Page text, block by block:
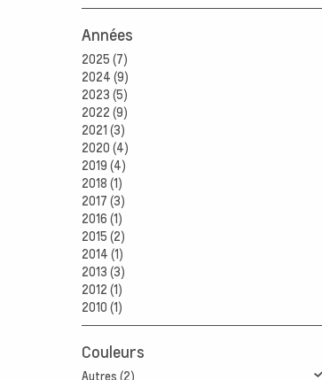
Années
2025 (7)
2024 (9)
2023 (5)
2022 (9)
2021 (3)
2020 (4)
2019 (4)
2018 (1)
2017 (3)
2016 (1)
2015 (2)
2014 (1)
2013 (3)
2012 (1)
2010 (1)
Couleurs
Autres (2)